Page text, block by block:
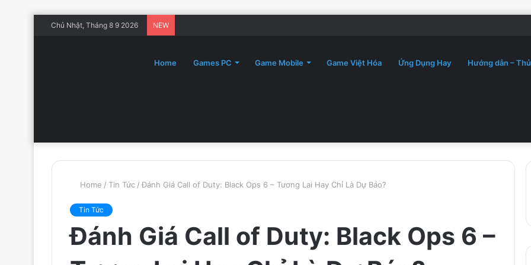
Chủ Nhật, Tháng 8 9 2026 NEW
Home Games PC Game Mobile Game Việt Hóa Ứng Dụng Hay Hướng dẫn –
Home / Tin Tức / Đánh Giá Call of Duty: Black Ops 6 – Tương Lai Hay Chỉ Là Dự Báo?
Tin Tức
Đánh Giá Call of Duty: Black Ops 6 –